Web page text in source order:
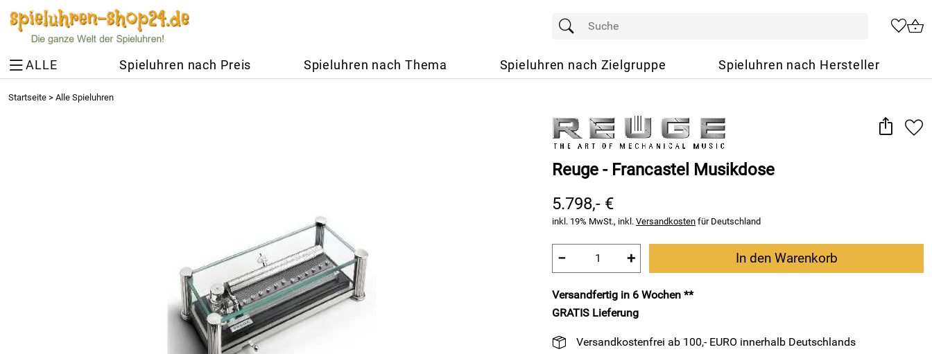
ALLE Spieluhren nach Preis Spieluhren nach Thema Spieluhren nach Zielgruppe Spieluhren nach Hersteller
Startseite > Alle Spieluhren
Reuge - Francastel Musikdose
5.798,- €
inkl. 19% MwSt., inkl. Versandkosten für Deutschland
− + In den Warenkorb
Versandfertig in 6 Wochen **
GRATIS Lieferung
Versandkostenfrei ab 100,- EURO innerhalb Deutschlands